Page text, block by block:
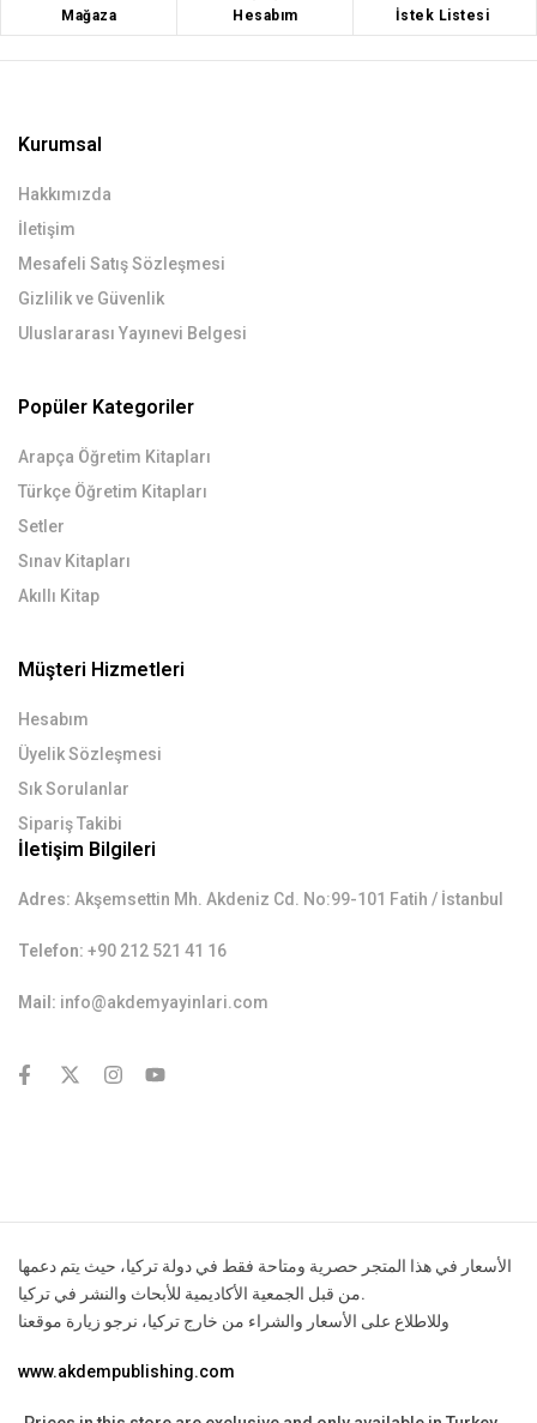
Mağaza Hesabım İstek Listesi
Kurumsal
Hakkımızda
İletişim
Mesafeli Satış Sözleşmesi
Gizlilik ve Güvenlik
Uluslararası Yayınevi Belgesi
Popüler Kategoriler
Arapça Öğretim Kitapları
Türkçe Öğretim Kitapları
Setler
Sınav Kitapları
Akıllı Kitap
Müşteri Hizmetleri
Hesabım
Üyelik Sözleşmesi
Sık Sorulanlar
Sipariş Takibi
İletişim Bilgileri
Adres: Akşemsettin Mh. Akdeniz Cd. No:99-101 Fatih / İstanbul
Telefon: +90 212 521 41 16
Mail: info@akdemyayinlari.com
الأسعار في هذا المتجر حصرية ومتاحة فقط في دولة تركيا، حيث يتم دعمها
من قبل الجمعية الأكاديمية للأبحاث والنشر في تركيا.
وللاطلاع على الأسعار والشراء من خارج تركيا، نرجو زيارة موقعنا
www.akdempublishing.com